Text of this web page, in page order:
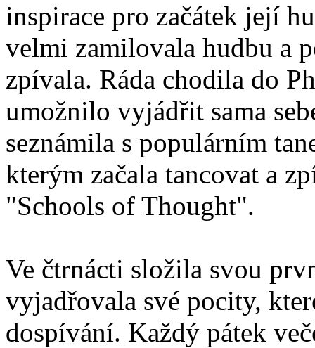
inspirace pro začátek její
velmi zamilovala hudbu a
zpívala. Ráda chodila do
umožnilo vyjádřit sama
seznámila s populárním
kterým začala tancovat a
"Schools of Thought".
Ve čtrnácti složila svou
vyjadřovala své pocity,
dospívání. Každý pátek